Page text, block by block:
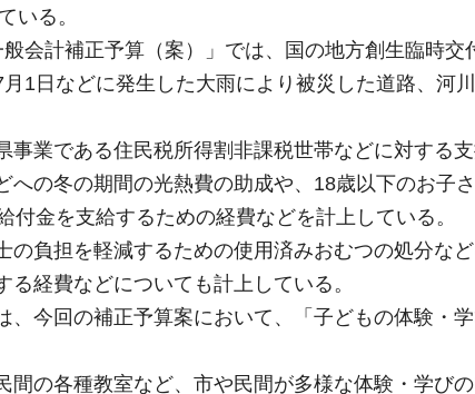
いる。
会計補正予算（案）」では、国の地方創生臨時交
1日などに発生した大雨により被災した道路、河
業である住民税所得割非課税世帯などに対する
の冬の期間の光熱費の助成や、18歳以下のお子
金を支給するための経費などを計上している。
負担を軽減するための使用済みおむつの処分な
経費などについても計上している。
、今回の補正予算案において、「子どもの体験・
の各種教室など、市や民間が多様な体験・学び